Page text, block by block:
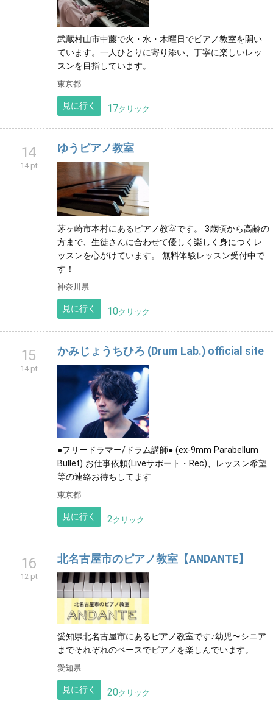
武蔵村山市中藤で火・水・木曜日でピアノ教室を開い
ています。一人ひとりに寄り添い、丁寧に楽しいレッ
スンを目指しています。
東京都
見に行く 17クリック
14
14 pt
ゆうピアノ教室
茅ヶ崎市本村にあるピアノ教室です。 3歳頃から高齢の
方まで、生徒さんに合わせて優しく楽しく身につくレ
ッスンを心がけています。 無料体験レッスン受付中で
す！
神奈川県
見に行く 10クリック
15
14 pt
かみじょうちひろ (Drum Lab.) official site
●フリードラマー/ドラム講師● (ex-9mm Parabellum
Bullet) お仕事依頼(Liveサポート・Rec)、レッスン希望
等の連絡お待ちしてます
東京都
見に行く 2クリック
16
12 pt
北名古屋市のピアノ教室【ANDANTE】
愛知県北名古屋市にあるピアノ教室です♪幼児〜シニア
までそれぞれのペースでピアノを楽しんでいます。
愛知県
見に行く 20クリック